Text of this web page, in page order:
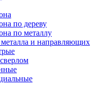
по дереву
по металлу
и направляющих